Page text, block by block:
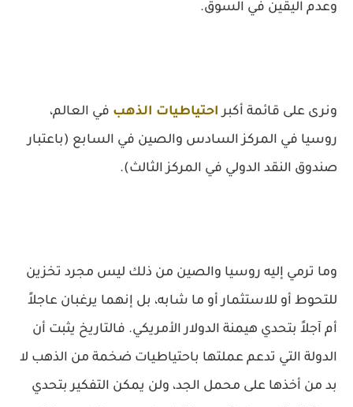
وعدم اليقين في السوق.
ونرى على قائمة أكبر احتياطيات الذهب في العالم،
روسيا في المركز السادس والصين في السابع (باعتبار
صندوق النقد الدولي في المركز الثالث).
وما ترمي إليه روسيا والصين من ذلك ليس مجرد تخزين
للتحوط أو للاستثمار أو ما شابه، بل إنهما يرغبان عاجلاً
أم آجلاً بتحدي هيمنة الدولار الأمريكي. فالتاريخ يثبت أن
الدولة التي تدعم عملتها باحتياطيات ضخمة من الذهب لا
بد من أخذها على محمل الجد، ولن يمكن التفكير بتحدي